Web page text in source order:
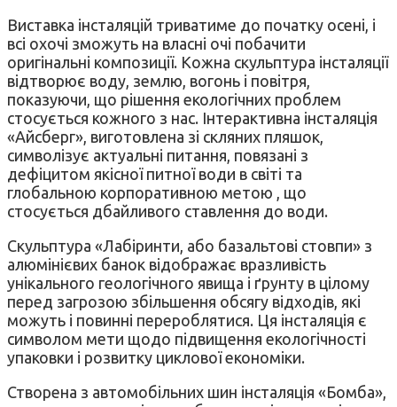
Виставка інсталяцій триватиме до початку осені, і
всі охочі зможуть на власні очі побачити
оригінальні композиції. Кожна скульптура інсталяції
відтворює воду, землю, вогонь і повітря,
показуючи, що рішення екологічних проблем
стосується кожного з нас. Інтерактивна інсталяція
«Айсберг», виготовлена зі скляних пляшок,
символізує актуальні питання, повязані з
дефіцитом якісної питної води в світі та
глобальною корпоративною метою , що
стосується дбайливого ставлення до води.
Скульптура «Лабіринти, або базальтові стовпи» з
алюмінієвих банок відображає вразливість
унікального геологічного явища і ґрунту в цілому
перед загрозою збільшення обсягу відходів, які
можуть і повинні перероблятися. Ця інсталяція є
символом мети щодо підвищення екологічності
упаковки і розвитку циклової економіки.
Створена з автомобільних шин інсталяція «Бомба»,